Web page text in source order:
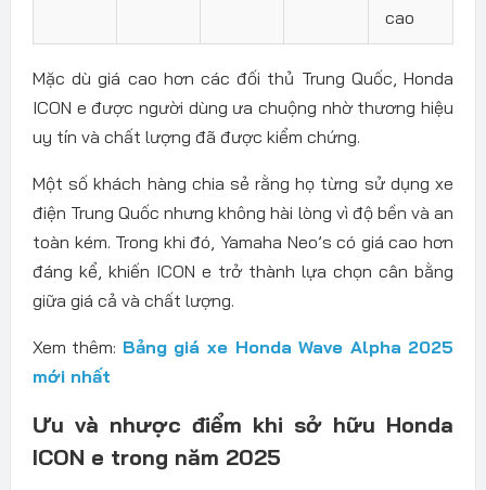
cao
Mặc dù giá cao hơn các đối thủ Trung Quốc, Honda
ICON e được người dùng ưa chuộng nhờ thương hiệu
uy tín và chất lượng đã được kiểm chứng.
Một số khách hàng chia sẻ rằng họ từng sử dụng xe
điện Trung Quốc nhưng không hài lòng vì độ bền và an
toàn kém. Trong khi đó, Yamaha Neo’s có giá cao hơn
đáng kể, khiến ICON e trở thành lựa chọn cân bằng
giữa giá cả và chất lượng.
Xem thêm: Bảng giá xe Honda Wave Alpha 2025
mới nhất
Ưu và nhược điểm khi sở hữu Honda
ICON e trong năm 2025